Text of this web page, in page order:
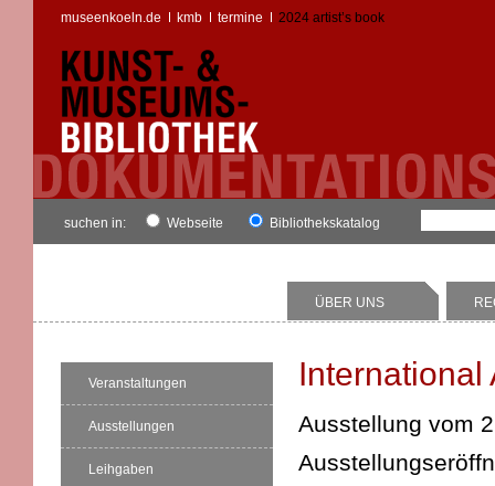
museenkoeln.de kmb termine 2024 artist’s book
suchen in: Webseite Bibliothekskatalog
ÜBER UNS
Veranstaltungen
Ausstellungen
Leihgaben
International
Ausstellung vom